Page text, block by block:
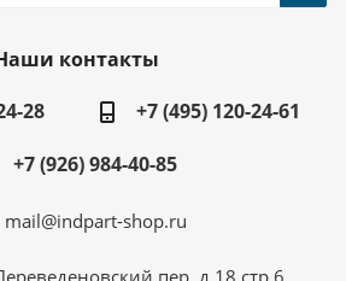
контакты
28
+7 (495) 120-24-61
+7 (926) 984-40-85
mail@indpart-shop.ru
пер, д.18 стр.6,